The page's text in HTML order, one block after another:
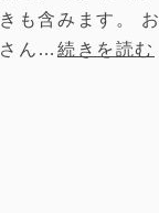
も含みます。 お
ん… 続きを読む